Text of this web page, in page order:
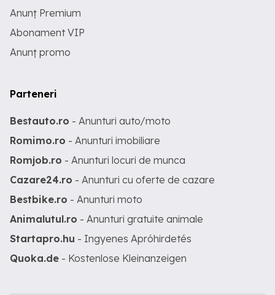
Anunț Premium
Abonament VIP
Anunț promo
Parteneri
Bestauto.ro - Anunturi auto/moto
Romimo.ro - Anunturi imobiliare
Romjob.ro - Anunturi locuri de munca
Cazare24.ro - Anunturi cu oferte de cazare
Bestbike.ro - Anunturi moto
Animalutul.ro - Anunturi gratuite animale
Startapro.hu - Ingyenes Apróhirdetés
Quoka.de - Kostenlose Kleinanzeigen